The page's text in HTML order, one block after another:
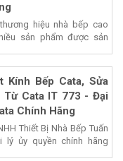
hiệu nhà bếp cao
sản phẩm được sản
Kính Bếp Cata, Sửa
Từ Cata IT 773 - Đại
Chính Hãng
Thiết Bị Nhà Bếp Tuấn
lý ủy quyền chính hãng